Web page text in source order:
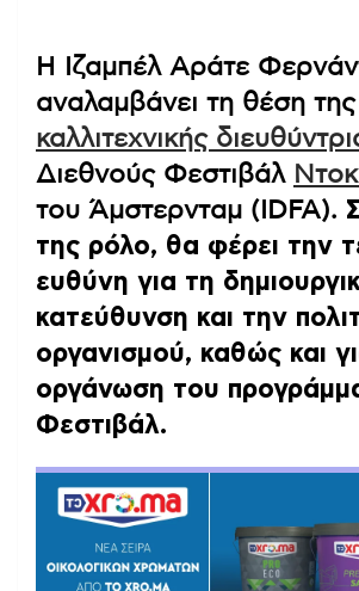
Η Ιζαμπέλ Αράτε
αναλαμβάνει τη θέση της
καλλιτεχνικής
Διεθνούς Φεστιβάλ
του Άμστερνταμ (IDFA).
της ρόλο, θα φέρει την
ευθύνη για τη
κατεύθυνση και την
οργανισμού, καθώς και
οργάνωση του
Φεστιβάλ.